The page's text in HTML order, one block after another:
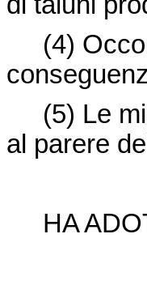
(4)
(5) Le
al parere
HA